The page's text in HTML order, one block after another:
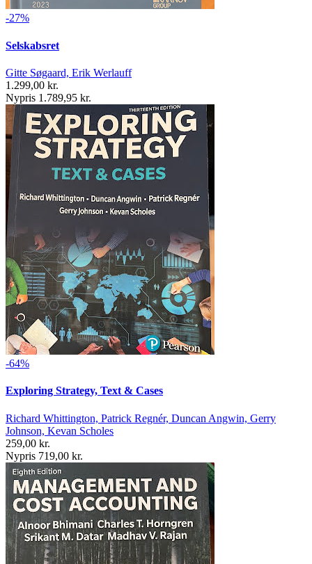
-27%
Selskabsret
Gitte Søgaard, Erik Werlauff
1.299,00 kr.
Nypris 1.789,95 kr.
-64%
Exploring Strategy, Text & Cases
Richard Whittington, Patrick Regnér, Duncan Angwin, Gerry
Johnson, Kevan Scholes
259,00 kr.
Nypris 719,00 kr.